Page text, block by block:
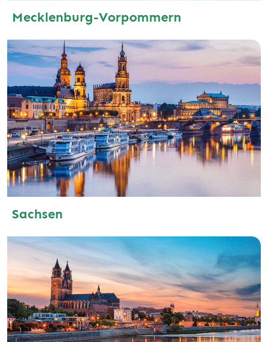
Mecklenburg-Vorpommern
Sachsen